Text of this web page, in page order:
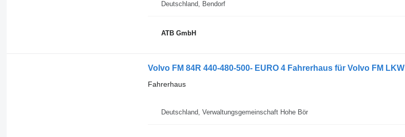
Deutschland, Bendorf
ATB GmbH
Volvo FM 84R 440-480-500- EURO 4 Fahrerhaus für Volvo FM LKW
Fahrerhaus
Deutschland, Verwaltungsgemeinschaft Hohe Bör